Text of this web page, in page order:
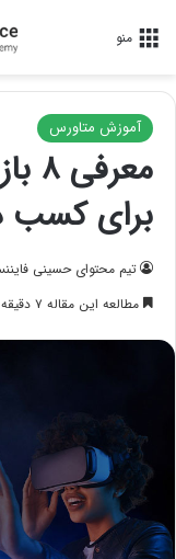
منو
آموزش متاورس
برای کسب
تیم محتوای حسینی‌
مطالعه این مقاله ۷ دقیقه زمان می‌برد.